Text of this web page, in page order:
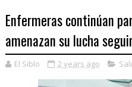
Enfermeras continúan
amenazan su lucha
El Siblo 2 years ago